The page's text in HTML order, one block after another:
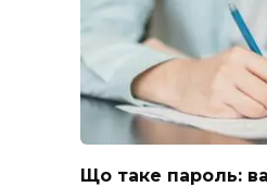
Що таке пароль: